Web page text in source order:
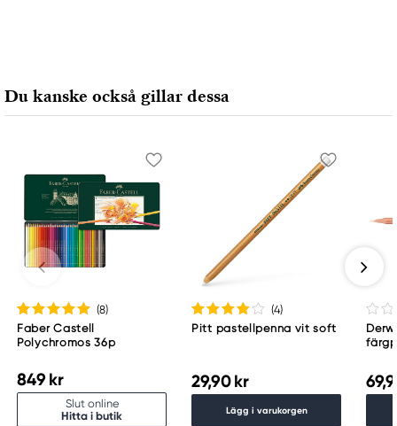
90546 Stein, Germany
info@Faber-Castell.de
Du kanske också gillar dessa
(8)
Faber Castell
Polychromos 36p
849 kr
Slut online
Hitta i butik
(4)
Pitt pastellpenna vit soft
29,90 kr
Lägg i varukorgen